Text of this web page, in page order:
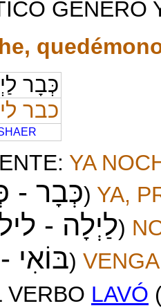
GÉNERO
כְּבָר
כבר
YA
כְּבָר -) YA,
לַיְלָה -)
בּוֹאִי -) VENGA
VERBO LAVÓ